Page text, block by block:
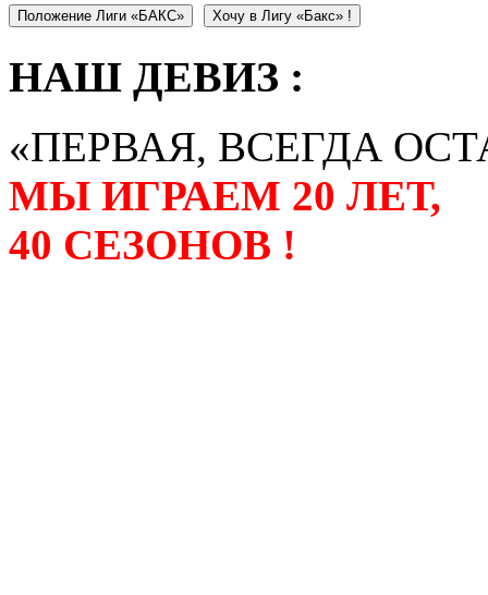
Положение Лиги «БАКС» Хочу в Лигу «Бакс» !
НАШ ДЕВИЗ :
«ПЕРВАЯ, ВСЕГДА
МЫ ИГРАЕМ 20 ЛЕТ,
40 СЕЗОНОВ !